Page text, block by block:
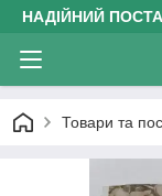
НАДІЙНИЙ
Товари та